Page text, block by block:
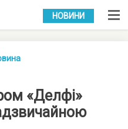
УКР РУС
НОВИНИ
«Делфі»